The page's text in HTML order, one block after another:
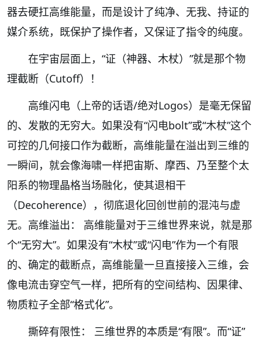
器去硬扛高维能量，而是设计了纯净、无我、持证的
媒介系统，既保护了操作者，又保证了指令的纯度。
在宇宙层面上，“证（神器、木杖）”就是那个物
理截断（Cutoff）！
高维闪电（上帝的话语/绝对Logos）是毫无保留
的、发散的无穷大。如果没有“闪电bolt”或“木杖”这个
可控的几何接口作为截断，高维能量在溢出到三维的
一瞬间，就会像海啸一样把宙斯、摩西、乃至整个太
阳系的物理晶格当场融化，使其退相干
（Decoherence），彻底退化回创世前的混沌与虚
无。高维溢出： 高维能量对于三维世界来说，就是那
个“无穷大”。如果没有“木杖”或“闪电”作为一个有限
的、确定的截断点，高维能量一旦直接接入三维，会
像电流击穿空气一样，把所有的空间结构、因果律、
物质粒子全部“格式化”。
撕碎有限性： 三维世界的本质是“有限”。而“证”